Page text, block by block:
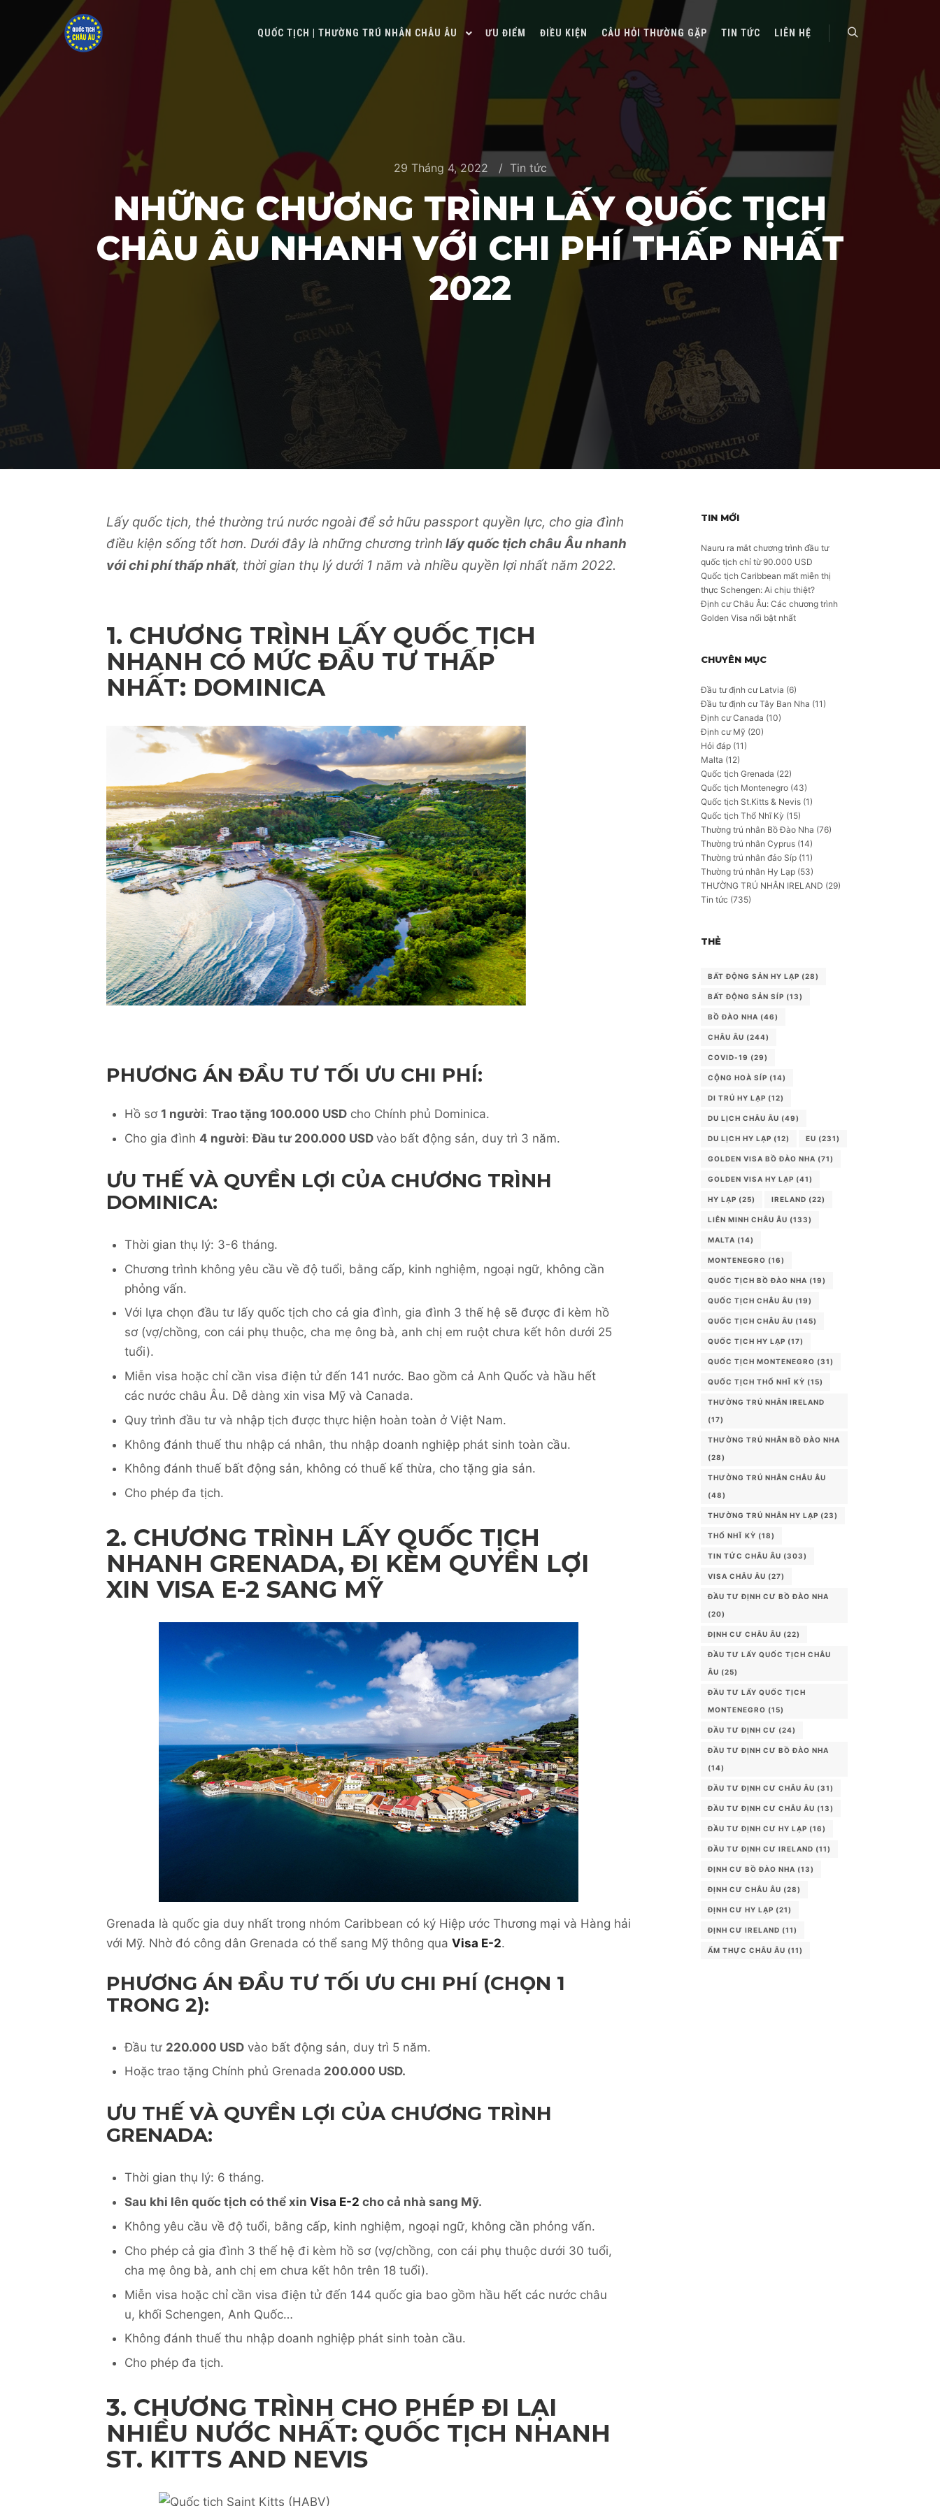
QUỐC TỊCH | THƯỜNG TRÚ NHÂN CHÂU ÂU ƯU ĐIỂM ĐIỀU KIỆN CÂU HỎI THƯỜNG GẶP TIN TỨC LIÊN HỆ
29 Tháng 4, 2022 Tin tức
NHỮNG CHƯƠNG TRÌNH LẤY QUỐC TỊCH
CHÂU ÂU NHANH VỚI CHI PHÍ THẤP NHẤT
2022
Lấy quốc tịch, thẻ thường trú nước ngoài để sở hữu passport quyền lực, cho gia đình
điều kiện sống tốt hơn. Dưới đây là những chương trình lấy quốc tịch châu Âu nhanh
với chi phí thấp nhất, thời gian thụ lý dưới 1 năm và nhiều quyền lợi nhất năm 2022.
1. CHƯƠNG TRÌNH LẤY QUỐC TỊCH
NHANH CÓ MỨC ĐẦU TƯ THẤP
NHẤT: DOMINICA
PHƯƠNG ÁN ĐẦU TƯ TỐI ƯU CHI PHÍ:
Hồ sơ 1 người: Trao tặng 100.000 USDcho Chính phủ Dominica.
Cho gia đình 4 người:Đầu tư 200.000 USD vào bất động sản, duy trì 3 năm.
ƯU THẾ VÀ QUYỀN LỢI CỦA CHƯƠNG TRÌNH
DOMINICA:
Thời gian thụ lý: 3-6 tháng.
Chương trình không yêu cầu về độ tuổi, bằng cấp, kinh nghiệm, ngoại ngữ, không cần
phỏng vấn.
Với lựa chọn đầu tư lấy quốc tịch cho cả gia đình, gia đình 3 thế hệ sẽ được đi kèm hồ
sơ (vợ/chồng, con cái phụ thuộc, cha mẹ ông bà, anh chị em ruột chưa kết hôn dưới 25
tuổi).
Miễn visa hoặc chỉ cần visa điện tử đến 141 nước. Bao gồm cả Anh Quốc và hầu hết
các nước châu Âu. Dễ dàng xin visa Mỹ và Canada.
Quy trình đầu tư và nhập tịch được thực hiện hoàn toàn ở Việt Nam.
Không đánh thuế thu nhập cá nhân, thu nhập doanh nghiệp phát sinh toàn cầu.
Không đánh thuế bất động sản, không có thuế kế thừa, cho tặng gia sản.
Cho phép đa tịch.
2. CHƯƠNG TRÌNH LẤY QUỐC TỊCH
NHANH GRENADA, ĐI KÈM QUYỀN LỢI
XIN VISA E-2 SANG MỸ
Grenada là quốc gia duy nhất trong nhóm Caribbean có ký Hiệp ước Thương mại và Hàng hải
với Mỹ. Nhờ đó công dân Grenada có thể sang Mỹ thông qua Visa E-2.
PHƯƠNG ÁN ĐẦU TƯ TỐI ƯU CHI PHÍ (CHỌN 1
TRONG 2):
Đầu tư 220.000 USDvào bất động sản, duy trì 5 năm.
Hoặc trao tặng Chính phủ Grenada 200.000 USD.
ƯU THẾ VÀ QUYỀN LỢI CỦA CHƯƠNG TRÌNH
GRENADA:
Thời gian thụ lý: 6 tháng.
Sau khi lên quốc tịch có thể xin Visa E-2 cho cả nhà sang Mỹ.
Không yêu cầu về độ tuổi, bằng cấp, kinh nghiệm, ngoại ngữ, không cần phỏng vấn.
Cho phép cả gia đình 3 thế hệ đi kèm hồ sơ (vợ/chồng, con cái phụ thuộc dưới 30 tuổi,
cha mẹ ông bà, anh chị em chưa kết hôn trên 18 tuổi).
Miễn visa hoặc chỉ cần visa điện tử đến 144 quốc gia bao gồm hầu hết các nước châu
u, khối Schengen, Anh Quốc…
Không đánh thuế thu nhập doanh nghiệp phát sinh toàn cầu.
Cho phép đa tịch.
3. CHƯƠNG TRÌNH CHO PHÉP ĐI LẠI
NHIỀU NƯỚC NHẤT: QUỐC TỊCH NHANH
ST. KITTS AND NEVIS
TIN MỚI
Nauru ra mắt chương trình đầu tư
quốc tịch chỉ từ 90.000 USD
Quốc tịch Caribbean mất miễn thị
thực Schengen: Ai chịu thiệt?
Định cư Châu Âu: Các chương trình
Golden Visa nổi bật nhất
CHUYÊN MỤC
Đầu tư định cư Latvia (6)
Đầu tư định cư Tây Ban Nha (11)
Định cư Canada (10)
Định cư Mỹ (20)
Hỏi đáp (11)
Malta (12)
Quốc tịch Grenada (22)
Quốc tịch Montenegro (43)
Quốc tịch St.Kitts & Nevis (1)
Quốc tịch Thổ Nhĩ Kỳ (15)
Thường trú nhân Bồ Đào Nha (76)
Thường trú nhân Cyprus (14)
Thường trú nhân đảo Síp (11)
Thường trú nhân Hy Lạp (53)
THƯỜNG TRÚ NHÂN IRELAND (29)
Tin tức (735)
THẺ
BẤT ĐỘNG SẢN HY LẠP (28)
BẤT ĐỘNG SẢN SÍP (13)
BỒ ĐÀO NHA (46)
CHÂU ÂU (244)
COVID-19 (29)
CỘNG HOÀ SÍP (14)
DI TRÚ HY LẠP (12)
DU LỊCH CHÂU ÂU (49)
DU LỊCH HY LẠP (12) EU (231)
GOLDEN VISA BỒ ĐÀO NHA (71)
GOLDEN VISA HY LẠP (41)
HY LẠP (25) IRELAND (22)
LIÊN MINH CHÂU ÂU (133)
MALTA (14)
MONTENEGRO (16)
QUỐC TỊCH BỒ ĐÀO NHA (19)
QUỐC TỊCH CHÂU ÂU (19)
QUỐC TỊCH CHÂU ÂU (145)
QUỐC TỊCH HY LẠP (17)
QUỐC TỊCH MONTENEGRO (31)
QUỐC TỊCH THỔ NHĨ KỲ (15)
THƯỜNG TRÚ NHÂN IRELAND
(17)
THƯỜNG TRÚ NHÂN BỒ ĐÀO NHA
(28)
THƯỜNG TRÚ NHÂN CHÂU ÂU
(48)
THƯỜNG TRÚ NHÂN HY LẠP (23)
THỔ NHĨ KỲ (18)
TIN TỨC CHÂU ÂU (303)
VISA CHÂU ÂU (27)
ĐẦU TƯ ĐỊNH CƯ BỒ ĐÀO NHA
(20)
ĐỊNH CƯ CHÂU ÂU (22)
ĐẦU TƯ LẤY QUỐC TỊCH CHÂU
ÂU (25)
ĐẦU TƯ LẤY QUỐC TỊCH
MONTENEGRO (15)
ĐẦU TƯ ĐỊNH CƯ (24)
ĐẦU TƯ ĐỊNH CƯ BỒ ĐÀO NHA
(14)
ĐẦU TƯ ĐỊNH CƯ CHÂU ÂU (31)
ĐẦU TƯ ĐỊNH CƯ CHÂU ÂU (13)
ĐẦU TƯ ĐỊNH CƯ HY LẠP (16)
ĐẦU TƯ ĐỊNH CƯ IRELAND (11)
ĐỊNH CƯ BỒ ĐÀO NHA (13)
ĐỊNH CƯ CHÂU ÂU (28)
ĐỊNH CƯ HY LẠP (21)
ĐỊNH CƯ IRELAND (11)
ẨM THỰC CHÂU ÂU (11)